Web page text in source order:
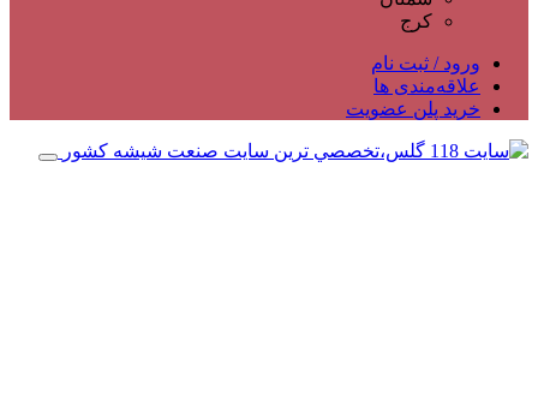
کرج
ورود / ثبت نام
علاقه‌مندی ها
خرید پلن عضویت